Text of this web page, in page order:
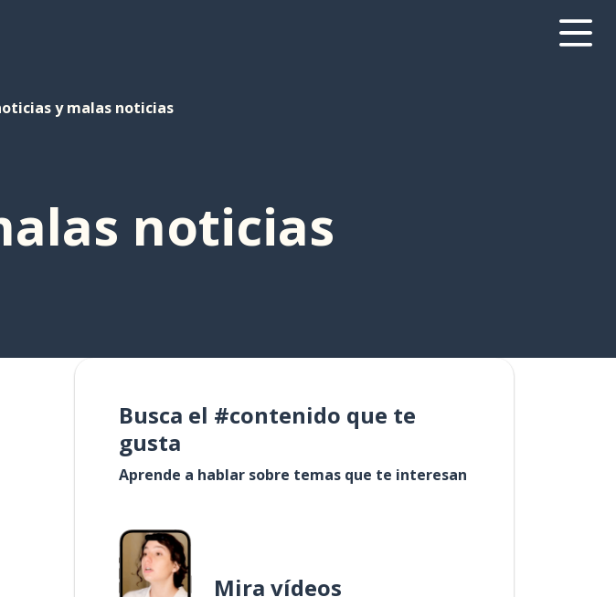
y malas noticias
noticias
Busca el #contenido que te
gusta
Aprende a hablar sobre temas que te interesan
Mira vídeos